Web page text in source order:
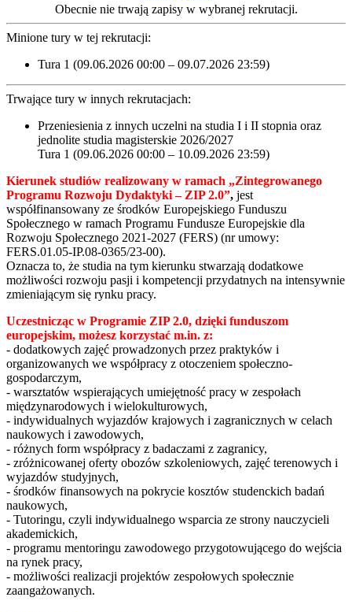
Obecnie nie trwają zapisy w wybranej rekrutacji.
Minione tury w tej rekrutacji:
Tura 1 (09.06.2026 00:00 – 09.07.2026 23:59)
Trwające tury w innych rekrutacjach:
Przeniesienia z innych uczelni na studia I i II stopnia oraz
jednolite studia magisterskie 2026/2027
Tura 1 (09.06.2026 00:00 – 10.09.2026 23:59)
Kierunek studiów realizowany w ramach „Zintegrowanego
Programu Rozwoju Dydaktyki – ZIP 2.0”, jest
współfinansowany ze środków Europejskiego Funduszu
Społecznego w ramach Programu Fundusze Europejskie dla
Rozwoju Społecznego 2021-2027 (FERS) (nr umowy:
FERS.01.05-IP.08-0365/23-00).
Oznacza to, że studia na tym kierunku stwarzają dodatkowe
możliwości rozwoju pasji i kompetencji przydatnych na intensywnie
zmieniającym się rynku pracy.
Uczestnicząc w Programie ZIP 2.0, dzięki funduszom
europejskim, możesz korzystać m.in. z:
- dodatkowych zajęć prowadzonych przez praktyków i
organizowanych we współpracy z otoczeniem społeczno-
gospodarczym,
- warsztatów wspierających umiejętność pracy w zespołach
międzynarodowych i wielokulturowych,
- indywidualnych wyjazdów krajowych i zagranicznych w celach
naukowych i zawodowych,
- różnych form współpracy z badaczami z zagranicy,
- zróżnicowanej oferty obozów szkoleniowych, zajęć terenowych i
wyjazdów studyjnych,
- środków finansowych na pokrycie kosztów studenckich badań
naukowych,
- Tutoringu, czyli indywidualnego wsparcia ze strony nauczycieli
akademickich,
- programu mentoringu zawodowego przygotowującego do wejścia
na rynek pracy,
- możliwości realizacji projektów zespołowych społecznie
zaangażowanych.